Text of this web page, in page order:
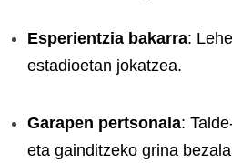
Esperientzia bakarra:
estadioetan jokatzea.
Garapen pertsonala:
eta gainditzeko grina